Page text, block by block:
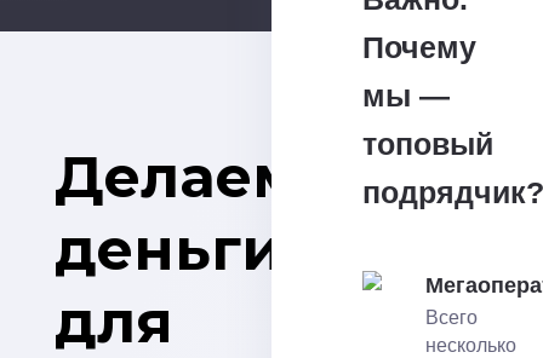
Делаем
деньги
для
Почему
мы —
топовый
подрядчик?
Всего
несколько